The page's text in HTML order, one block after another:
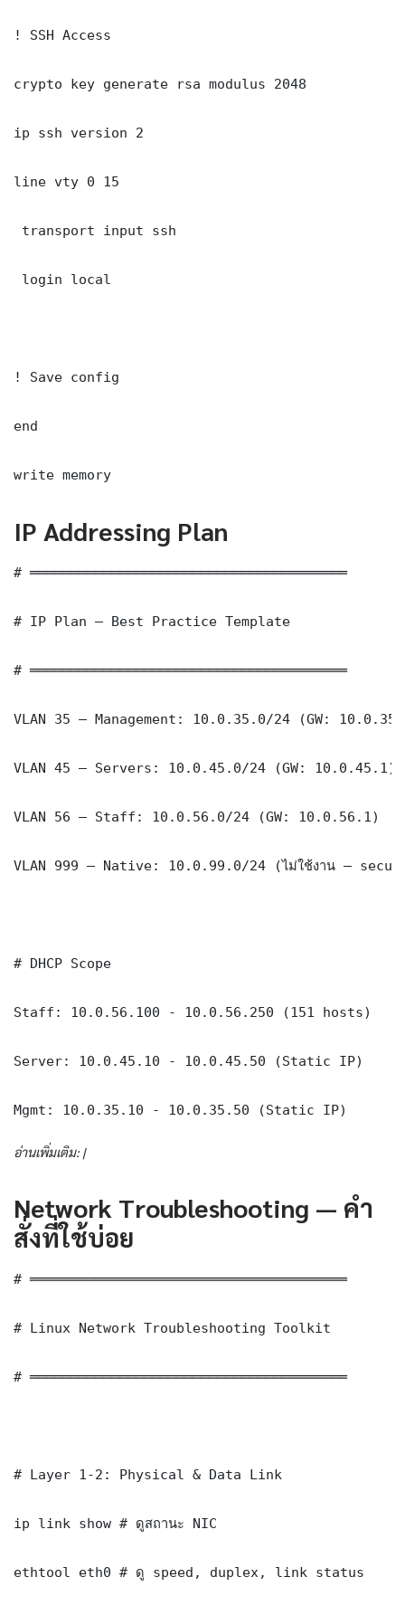
! SSH Access
crypto key generate rsa modulus 2048
ip ssh version 2
line vty 0 15
transport input ssh
login local
! Save config
end
write memory
IP Addressing Plan
# ═══════════════════════════════════════
# IP Plan — Best Practice Template
# ═══════════════════════════════════════
VLAN 35 — Management: 10.0.35.0/24 (GW:
VLAN 45 — Servers: 10.0.45.0/24 (GW: 10.0.45.1)
VLAN 56 — Staff: 10.0.56.0/24 (GW: 10.0.56.1)
VLAN 999 — Native: 10.0.99.0/24 (ไม่ใช้งาน —
# DHCP Scope
Staff: 10.0.56.100 - 10.0.56.250 (151 hosts)
Server: 10.0.45.10 - 10.0.45.50 (Static IP)
Mgmt: 10.0.35.10 - 10.0.35.50 (Static IP)
อ่านเพิ่มเติม: |
Network Troubleshooting — คำ
สั่งที่ใช้บ่อย
# ═══════════════════════════════════════
# Linux Network Troubleshooting Toolkit
# ═══════════════════════════════════════
# Layer 1-2: Physical & Data Link
ip link show # ดูสถานะ NIC
ethtool eth0 # ดู speed, duplex, link status